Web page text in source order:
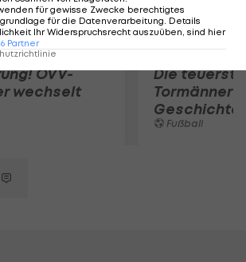
ÖVV-
wechselt
Die
Tormänner
Geschichte
Fußball
für gewisse Zwecke berechtigtes
für die Datenverarbeitung. Details
Ihr Widerspruchsrecht auszuüben, sind hier
Partner